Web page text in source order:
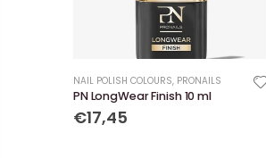
NAIL POLISH COLOURS, PRONAILS
PN LongWear Finish 10 ml
€17,45